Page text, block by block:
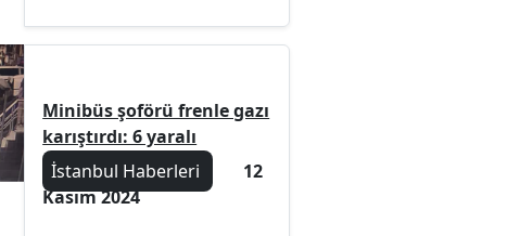
Minibüs şoförü frenle gazı
karıştırdı: 6 yaralı
İstanbul Haberleri
12
Kasım 2024